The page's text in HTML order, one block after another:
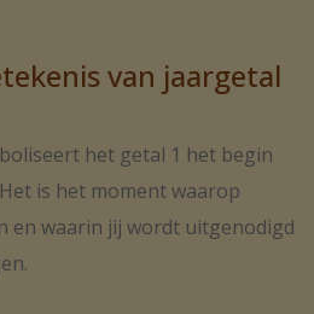
van jaargetal
het getal 1 het begin
is het moment waarop
en waarin jij wordt uitgenodigd